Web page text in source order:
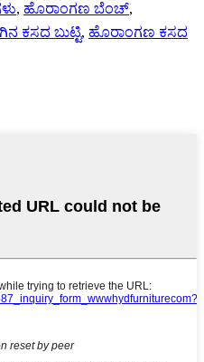
, ಹೊರಾಂಗಣ ಬೆಂಚ್,
ಕಸದ ಬುಟ್ಟಿ, ಹೊರಾಂಗಣ ಕಸದ